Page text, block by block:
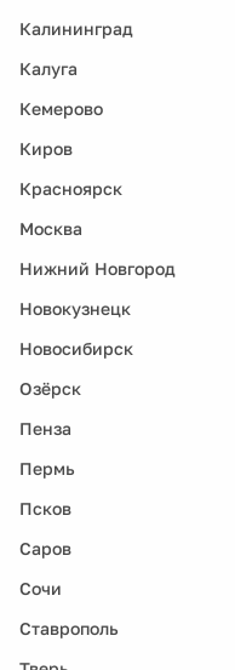
Калининград
Калуга
Кемерово
Киров
Красноярск
Москва
Нижний Новгород
Новокузнецк
Новосибирск
Озёрск
Пенза
Пермь
Псков
Саров
Сочи
Ставрополь